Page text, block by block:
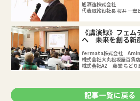
旭酒造株式会社
代表取締役社長 桜井 一宏
《講演録》フェ
へ 未来を創る新
fermata株式会社
株式会社大丸松坂屋百貨
株式会社AZ 藤堂 ちどり
記事一覧に戻る